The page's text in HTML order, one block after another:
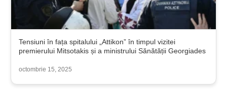
Tensiuni în fața spitalului „Attikon” în timpul vizitei
premierului Mitsotakis și a ministrului Sănătății Georgiades
octombrie 15, 2025